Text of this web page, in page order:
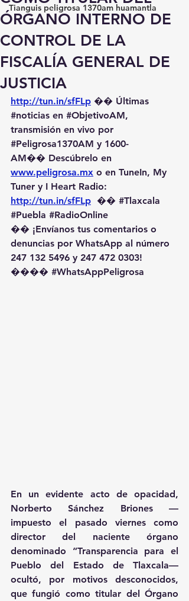
Tianguis peligrosa 1370am huamantla
ÓRGANO INTERNO DE
CONTROL DE LA
FISCALÍA GENERAL DE
JUSTICIA
http://tun.in/sfFLp �� Últimas
#noticias en #ObjetivoAM,
transmisión en vivo por
#Peligrosa1370AM y 1600-
AM��️ Descúbrelo en
www.peligrosa.mx o en TuneIn, My
Tuner y I Heart Radio:
http://tun.in/sfFLp �� #Tlaxcala
#Puebla #RadioOnline
�� ¡Envíanos tus comentarios o
denuncias por WhatsApp al número
247 132 5496 y 247 472 0303!
��️�� #WhatsAppPeligrosa
En un evidente acto de opacidad,
Norberto Sánchez Briones —
impuesto el pasado viernes como
director del naciente órgano
denominado “Transparencia para el
Pueblo del Estado de Tlaxcala—
ocultó, por motivos desconocidos,
que fungió como titular del Órgano